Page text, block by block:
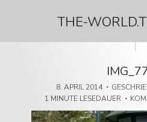
THE-
8. APRIL 2014
1 MINUTE LESEDAUER